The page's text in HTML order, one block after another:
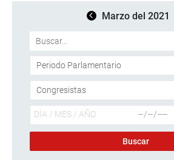
Marzo del 2021